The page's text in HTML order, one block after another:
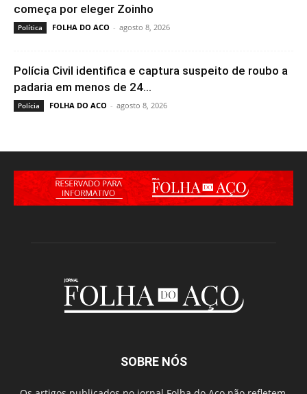
começa por eleger Zoinho
Política FOLHA DO ACO - agosto 8, 2026
Polícia Civil identifica e captura suspeito de roubo a
padaria em menos de 24...
Polícia FOLHA DO ACO - agosto 8, 2026
SOBRE NÓS